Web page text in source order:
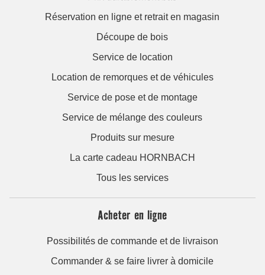
Réservation en ligne et retrait en magasin
Découpe de bois
Service de location
Location de remorques et de véhicules
Service de pose et de montage
Service de mélange des couleurs
Produits sur mesure
La carte cadeau HORNBACH
Tous les services
Acheter en ligne
Possibilités de commande et de livraison
Commander & se faire livrer à domicile